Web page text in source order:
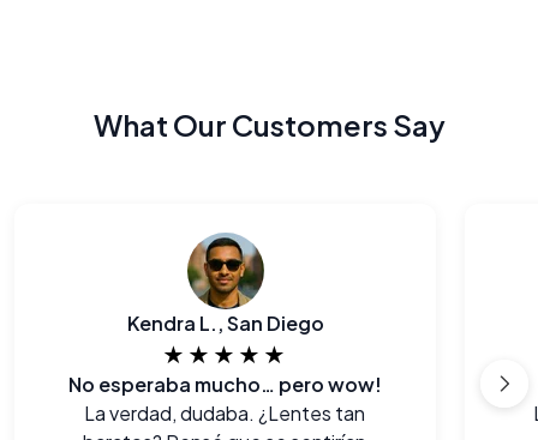
What Our Customers Say
Kendra L., San Diego
★★★★★
No esperaba mucho… pero wow!
La verdad, dudaba. ¿Lentes tan